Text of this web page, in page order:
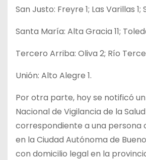
San Justo: Freyre 1; Las Varillas 1;
Santa María: Alta Gracia 11;
Tercero Arriba: Oliva 2; Río
Unión: Alto Alegre 1.
Por otra parte, hoy se notificó
Nacional de Vigilancia de la
correspondiente a una persona
en la Ciudad Autónoma de
con domicilio legal en la